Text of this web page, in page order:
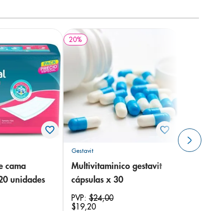
cama
unidades
20%
Gestavit
Multivitaminico gestavit
cápsulas x 30
PVP:$24,00
$19,20